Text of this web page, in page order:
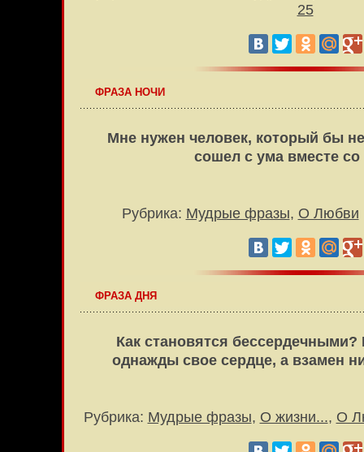
25
ФРАЗА НОЧИ
Мне нужен человек, который бы
сошел с ума вместе
Рубрика: Мудрые фразы, О Любви
ФРАЗА ДНЯ
Как становятся бессердечными?
однажды свое сердце, а взамен
Рубрика: Мудрые фразы, О жизни..., О